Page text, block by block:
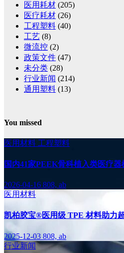
医用耗材 (205)
医疗耗材 (26)
工程塑料 (40)
工艺 (8)
微流控 (2)
政策文件 (47)
未分类 (28)
行业新闻 (214)
通用塑料 (13)
You missed
医用材料 工程塑料
国内41家PEEK骨科植入类医疗器
2026-04-16 808, ab
医用材料
凯柏胶宝®医用级 TPE 材料助力
2025-12-03 808, ab
行业新闻